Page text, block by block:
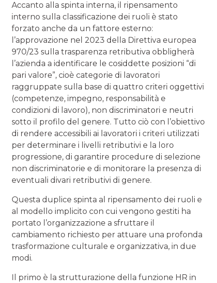
Accanto alla spinta interna, il ripensamento
interno sulla classificazione dei ruoli è stato
forzato anche da un fattore esterno:
l’approvazione nel 2023 della Direttiva europea
970/23 sulla trasparenza retributiva obbligherà
l’azienda a identificare le cosiddette posizioni “di
pari valore”, cioè categorie di lavoratori
raggruppate sulla base di quattro criteri oggettivi
(competenze, impegno, responsabilità e
condizioni di lavoro), non discriminatori e neutri
sotto il profilo del genere. Tutto ciò con l’obiettivo
di rendere accessibili ai lavoratori i criteri utilizzati
per determinare i livelli retributivi e la loro
progressione, di garantire procedure di selezione
non discriminatorie e di monitorare la presenza di
eventuali divari retributivi di genere.
Questa duplice spinta al ripensamento dei ruoli e
al modello implicito con cui vengono gestiti ha
portato l’organizzazione a sfruttare il
cambiamento richiesto per attuare una profonda
trasformazione culturale e organizzativa, in due
modi.
Il primo è la strutturazione della funzione HR in